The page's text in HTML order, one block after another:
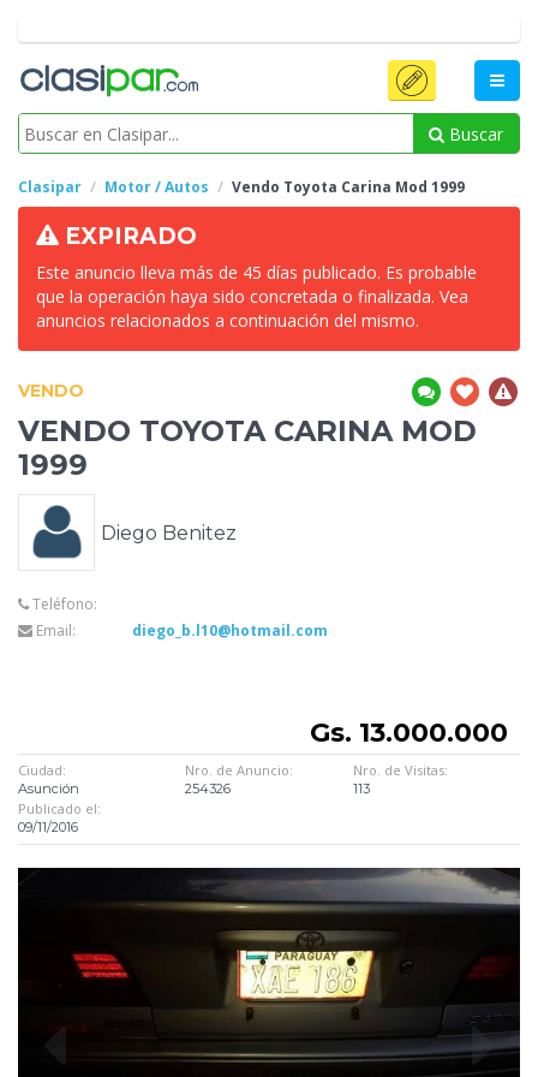
Buscar
Clasipar Motor / Autos Vendo Toyota Carina Mod 1999
EXPIRADO
Este anuncio lleva más de 45 días publicado. Es probable
que la operación haya sido concretada o finalizada. Vea
anuncios relacionados a continuación del mismo.
VENDO
VENDO TOYOTA CARINA MOD
1999
Diego Benitez
Teléfono:
Email:
diego_b.l10@hotmail.com
Gs. 13.000.000
Ciudad:
Asunción
Nro. de Anuncio:
254326
Nro. de Visitas:
113
Publicado el:
09/11/2016